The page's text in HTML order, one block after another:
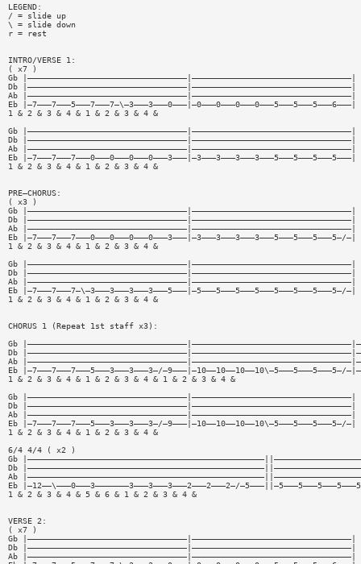
LEGEND:
/ = slide up
\ = slide down
r = rest
INTRO/VERSE 1:
( x7 )
Gb |—————————————————————————————————|—————————————————————————————————|
Db |—————————————————————————————————|—————————————————————————————————|
Ab |—————————————————————————————————|—————————————————————————————————|
Eb |—7———7———5———7———7—\—3———3———0———|—0———0———0———0———5———5———5———6———|
1 & 2 & 3 & 4 & 1 & 2 & 3 & 4 &
Gb |—————————————————————————————————|—————————————————————————————————|
Db |—————————————————————————————————|—————————————————————————————————|
Ab |—————————————————————————————————|—————————————————————————————————|
Eb |—7———7———7———0———0———0———0———3———|—3———3———3———3———5———5———5———5———|
1 & 2 & 3 & 4 & 1 & 2 & 3 & 4 &
PRE—CHORUS:
( x3 )
Gb |—————————————————————————————————|—————————————————————————————————|
Db |—————————————————————————————————|—————————————————————————————————|
Ab |—————————————————————————————————|—————————————————————————————————|
Eb |—7———7———7———0———0———0———0———3———|—3———3———3———3———5———5———5———5—/—|
1 & 2 & 3 & 4 & 1 & 2 & 3 & 4 &
Gb |—————————————————————————————————|—————————————————————————————————|
Db |—————————————————————————————————|—————————————————————————————————|
Ab |—————————————————————————————————|—————————————————————————————————|
Eb |—7———7———7—\—3———3———3———3———5———|—5———5———5———5———5———5———5———5—/—|
1 & 2 & 3 & 4 & 1 & 2 & 3 & 4 &
CHORUS 1 (Repeat 1st staff x3):
Gb
Db
Ab
Eb |—7———7———7———5———3———3———3—/—9———|—10——10——10——10\—5———5———5———5—/
1 & 2 & 3 & 4 & 1 & 2 & 3 & 4 & 1 & 2 & 3 & 4 &
Gb |—————————————————————————————————|—————————————————————————————————|
Db |—————————————————————————————————|—————————————————————————————————|
Ab |—————————————————————————————————|—————————————————————————————————|
Eb |—7———7———7———5———3———3———3—/—9———|—10——10——10——10\—5———5———5———5—/—|
1 & 2 & 3 & 4 & 1 & 2 & 3 & 4 &
6/4 4/4 ( x2 )
Gb
Db
Ab
Eb |—12——\———0———3———————3———3———3———2———2———2—/
1 & 2 & 3 & 4 & 5 & 6 & 1 & 2 & 3 & 4 &
VERSE 2:
( x7 )
Gb |—————————————————————————————————|—————————————————————————————————|
Db |—————————————————————————————————|—————————————————————————————————|
Ab |—————————————————————————————————|—————————————————————————————————|